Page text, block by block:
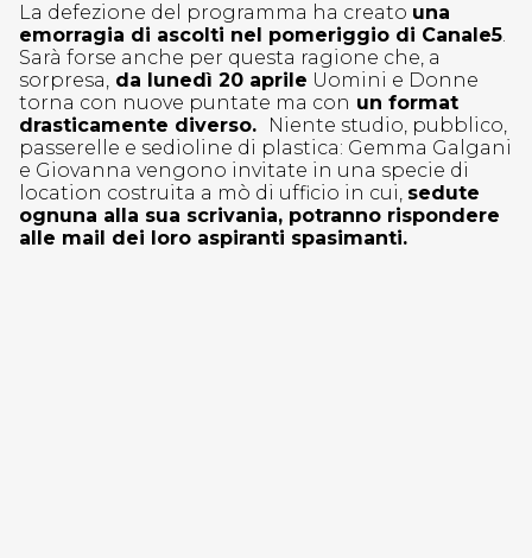
La defezione del programma ha creato una
emorragia di ascolti nel pomeriggio di Canale5.
Sarà forse anche per questa ragione che, a
sorpresa, da lunedì 20 aprile Uomini e Donne
torna con nuove puntate ma con un format
drasticamente diverso.
Niente studio, pubblico,
passerelle e sedioline di plastica: Gemma Galgani
e Giovanna vengono invitate in una specie di
location costruita a mò di ufficio in cui, sedute
ognuna alla sua scrivania, potranno rispondere
alle mail dei loro aspiranti spasimanti.